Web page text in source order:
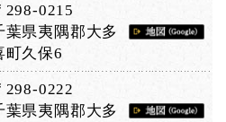
298-0215
葉県夷隅郡大多
町久保6
298-0222
葉県夷隅郡大多